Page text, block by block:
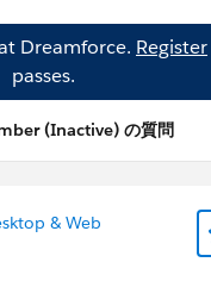
Dreamforce. Register
passes.
(Inactive) の質問
& Web